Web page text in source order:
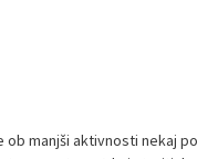
manjši aktivnosti nekaj